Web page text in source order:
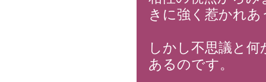
きに強く惹かれあ
しかし不思議と
あるのです。